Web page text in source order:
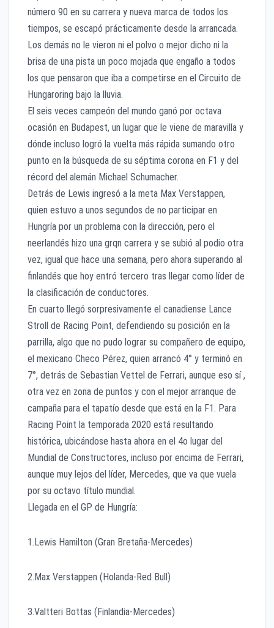
número 90 en su carrera y nueva marca de todos los
tiempos, se escapó prácticamente desde la arrancada.
Los demás no le vieron ni el polvo o mejor dicho ni la
brisa de una pista un poco mojada que engaño a todos
los que pensaron que iba a competirse en el Circuito de
Hungaroring bajo la lluvia.
El seis veces campeón del mundo ganó por octava
ocasión en Budapest, un lugar que le viene de maravilla y
dónde incluso logró la vuelta más rápida sumando otro
punto en la búsqueda de su séptima corona en F1 y del
récord del alemán Michael Schumacher.
Detrás de Lewis ingresó a la meta Max Verstappen,
quien estuvo a unos segundos de no participar en
Hungría por un problema con la dirección, pero el
neerlandés hizo una grqn carrera y se subió al podio otra
vez, igual que hace una semana, pero ahora superando al
finlandés que hoy entró tercero tras llegar como líder de
la clasificación de conductores.
En cuarto llegó sorpresivamente el canadiense Lance
Stroll de Racing Point, defendiendo su posición en la
parrilla, algo que no pudo lograr su compañero de equipo,
el mexicano Checo Pérez, quien arrancó 4° y terminó en
7°, detrás de Sebastian Vettel de Ferrari, aunque eso sí ,
otra vez en zona de puntos y con el mejor arranque de
campaña para el tapatío desde que está en la F1. Para
Racing Point la temporada 2020 está resultando
histórica, ubicándose hasta ahora en el 4o lugar del
Mundial de Constructores, incluso por encima de Ferrari,
aunque muy lejos del líder, Mercedes, que va que vuela
por su octavo título mundial.
Llegada en el GP de Hungría:
1.Lewis Hamilton (Gran Bretaña-Mercedes)
2.Max Verstappen (Holanda-Red Bull)
3.Valtteri Bottas (Finlandia-Mercedes)